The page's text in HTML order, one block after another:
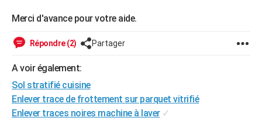
WEEK-END
Art de vivre
Bien-être
Loisirs
Mode
Modes de vie
SANTE
Alimentation
Guide de la santé
Maladies
Médicaments
Sommeil
VOYAGE
Merci d'avance pour votre aide.
Répondre (2) Partager
A voir également:
Sol stratifié cuisine
Enlever trace de frottement sur parquet vitrifié
Enlever traces noires machine à laver ✓